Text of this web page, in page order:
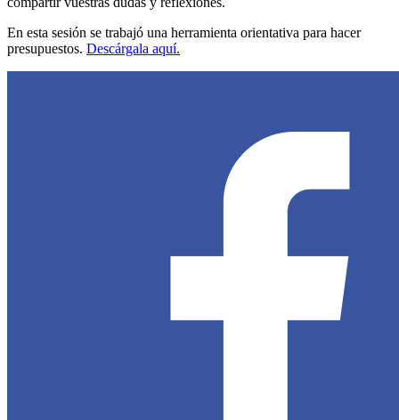
En esta sesión se trabajó una herramienta orientativa para hacer
presupuestos. Descárgala aquí.